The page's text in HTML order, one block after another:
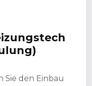
Sie den Einbau